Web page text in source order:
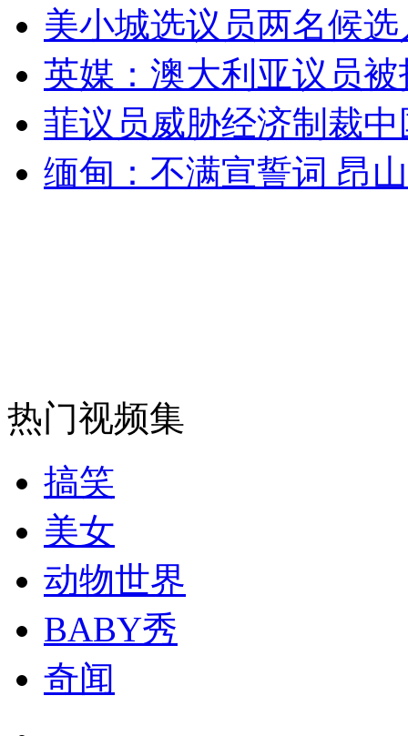
无痛分娩是否安全 医生回应
外交部：反对强权政治霸凌主义
外交部：有关国家言论片面不公正
纽约上演“枕头大战”
司机酒驾遇交警 急速倒车逃窜
美小城选议员两名候
英媒：澳大利亚议员
菲议员威胁经济制裁
缅甸：不满宣誓词 昂
热门视频集
搞笑
美女
动物世界
BABY秀
奇闻